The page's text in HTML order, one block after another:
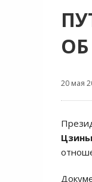
20 мая